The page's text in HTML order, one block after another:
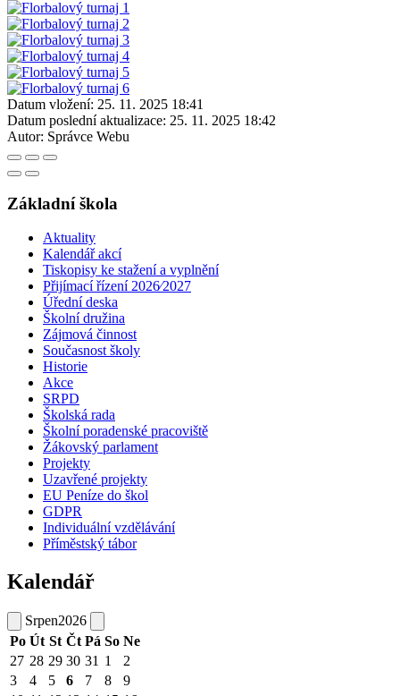
Datum vložení: 25. 11. 2025 18:41
Datum poslední aktualizace: 25. 11. 2025 18:42
Autor: Správce Webu
Základní škola
Aktuality
Kalendář akcí
Tiskopisy ke stažení a vyplnění
Přijímací řízení 2026⁄2027
Úřední deska
Školní družina
Zájmová činnost
Současnost školy
Historie
Akce
SRPD
Školská rada
Školní poradenské pracoviště
Žákovský parlament
Projekty
Uzavřené projekty
EU Peníze do škol
GDPR
Individuální vzdělávání
Příměstský tábor
Kalendář
Srpen2026
Po Út St Čt Pá So Ne
27 28 29 30 31 1
2
3
4 5 6 7 8
9